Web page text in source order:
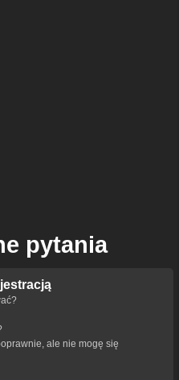
pytania
ale nie mogę się